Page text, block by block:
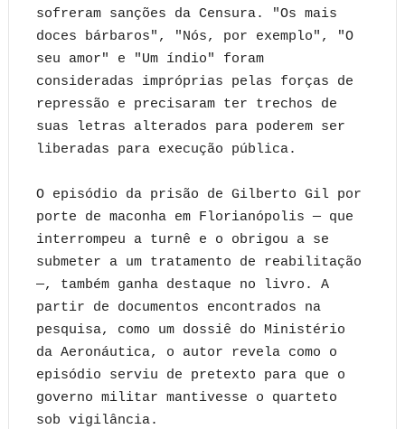
sofreram sanções da Censura. "Os mais
doces bárbaros", "Nós, por exemplo", "O
seu amor" e "Um índio" foram
consideradas impróprias pelas forças de
repressão e precisaram ter trechos de
suas letras alterados para poderem ser
liberadas para execução pública.
O episódio da prisão de Gilberto Gil por
porte de maconha em Florianópolis — que
interrompeu a turnê e o obrigou a se
submeter a um tratamento de reabilitação
—, também ganha destaque no livro. A
partir de documentos encontrados na
pesquisa, como um dossiê do Ministério
da Aeronáutica, o autor revela como o
episódio serviu de pretexto para que o
governo militar mantivesse o quarteto
sob vigilância.